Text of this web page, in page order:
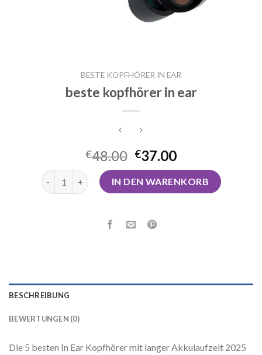
BESTE KOPFHÖRER IN EAR
beste kopfhörer in ear
€48.00 €37.00
beste kopfhörer in ear MengeIN DEN WARENKORB
BESCHREIBUNG
BEWERTUNGEN (0)
Die 5 besten In Ear Kopfhörer mit langer Akkulaufzeit 2025